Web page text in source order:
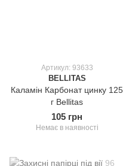
Артикул: 93633
BELLITAS
Каламін Карбонат цинку 125
г Bellitas
105 грн
Немає в наявності